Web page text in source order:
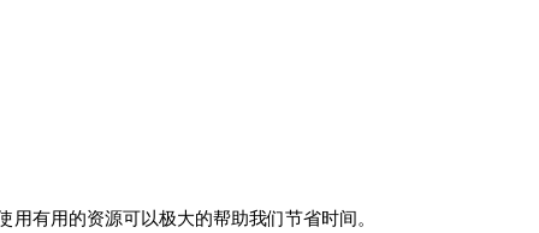
有用的资源可以极大的帮助我们节省时间。